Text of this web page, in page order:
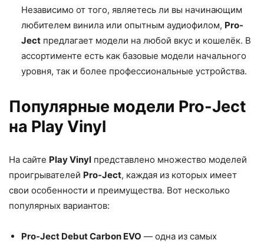
Независимо от того, являетесь ли вы начинающим
любителем винила или опытным аудиофилом, Pro-
Ject предлагает модели на любой вкус и кошелёк. В
ассортименте есть как базовые модели начального
уровня, так и более профессиональные устройства.
Популярные модели Pro-Ject
на Play Vinyl
На сайте Play Vinyl представлено множество моделей
проигрывателей Pro-Ject, каждая из которых имеет
свои особенности и преимущества. Вот несколько
популярных вариантов:
Pro-Ject Debut Carbon EVO — одна из самых